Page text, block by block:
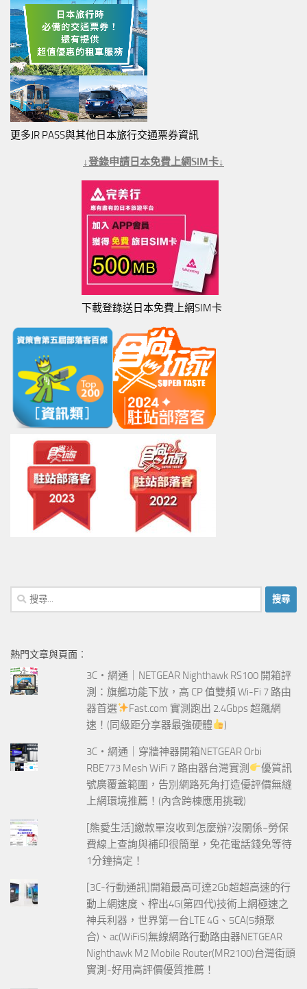
更多JR PASS與其他日本旅行交通票券資訊
↓登錄申請日本免費上網SIM卡↓
下載登錄送日本免費上網SIM卡
搜
尋
字:
熱門文章與頁面︰
3C‧網通｜NETGEAR Nighthawk RS100 開箱評
測：旗艦功能下放，高 CP 值雙頻 Wi-Fi 7 路由
器首選
Fast.com 實測跑出 2.4Gbps 超飆網
速！(同級距分享器最強硬體
)
3C‧網通｜穿牆神器開箱NETGEAR Orbi
RBE773 Mesh WiFi 7 路由器台灣實測
優質訊
號廣覆蓋範圍，告別網路死角打造優評價無縫
上網環境推薦！(內含跨棟應用挑戰)
[熊愛生活]繳款單沒收到怎麼辦?沒關係~勞保
費線上查詢與補印很簡單，免花電話錢免等待
1分鐘搞定！
[3C-行動通訊]開箱最高可達2Gb超超高速的行
動上網速度、榨出4G(第四代)技術上網極速之
神兵利器，世界第一台LTE 4G、5CA(5頻聚
合)、ac(WiFi5)無線網路行動路由器NETGEAR
Nighthawk M2 Mobile Router(MR2100)台灣街頭
實測-好用高評價優質推薦！